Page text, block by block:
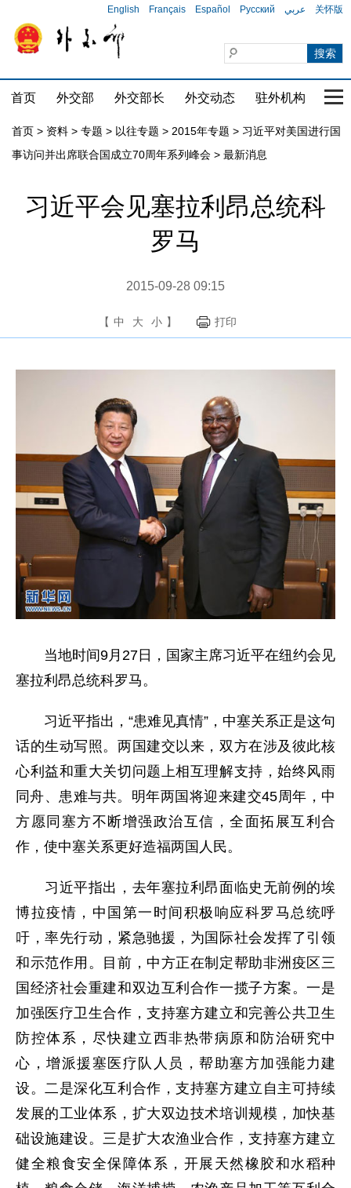
English Français Español Русский عربي 关怀版
首页 外交部 外交部长 外交动态 驻外机构 国
首页 > 资料 > 专题 > 以往专题 > 2015年专题 > 习近平对美国进行国
事访问并出席联合国成立70周年系列峰会 > 最新消息
习近平会见塞拉利昂总统科
罗马
2015-09-28 09:15
【 中 大 小 】 打印
当地时间9月27日，国家主席习近平在纽约会见
塞拉利昂总统科罗马。
习近平指出，“患难见真情”，中塞关系正是这句
话的生动写照。两国建交以来，双方在涉及彼此核
心利益和重大关切问题上相互理解支持，始终风雨
同舟、患难与共。明年两国将迎来建交45周年，中
方愿同塞方不断增强政治互信，全面拓展互利合
作，使中塞关系更好造福两国人民。
习近平指出，去年塞拉利昂面临史无前例的埃
博拉疫情，中国第一时间积极响应科罗马总统呼
吁，率先行动，紧急驰援，为国际社会发挥了引领
和示范作用。目前，中方正在制定帮助非洲疫区三
国经济社会重建和双边互利合作一揽子方案。一是
加强医疗卫生合作，支持塞方建立和完善公共卫生
防控体系，尽快建立西非热带病原和防治研究中
心，增派援塞医疗队人员，帮助塞方加强能力建
设。二是深化互利合作，支持塞方建立自主可持续
发展的工业体系，扩大双边技术培训规模，加快基
础设施建设。三是扩大农渔业合作，支持塞方建立
健全粮食安全保障体系，开展天然橡胶和水稻种